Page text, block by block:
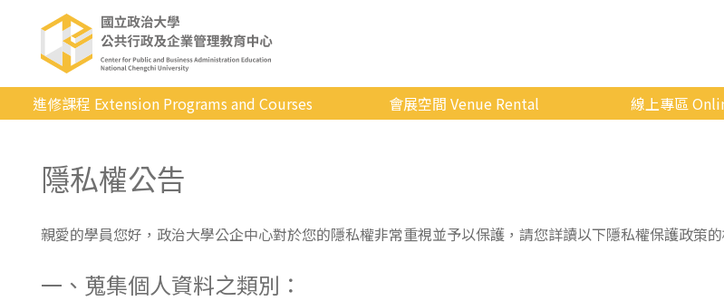
進修課程 Extension Programs and Courses
專業/學分
商管/永續
科技/生活
會展空間 Venue Rental
使用辦法
線上專區
隱私權公告
親愛的學員您好，政治大學公企中心對於您的隱私權非常重視並予以保護，請您詳讀以下隱私權保護政策的
一、蒐集個人資料之類別：